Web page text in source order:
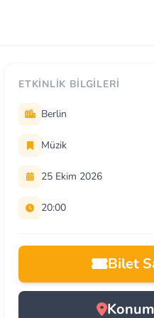
ETKINLIK BILGILERI
Berlin
Müzik
25 Ekim 2026
20:00
Bilet